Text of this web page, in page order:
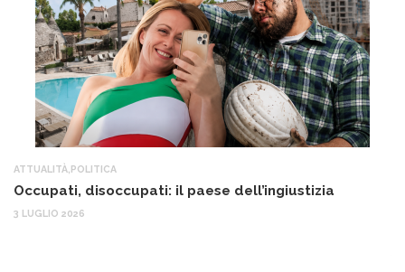
ATTUALITÀ POLITICA
Occupati, disoccupati: il paese dell’ingiustizia
3 LUGLIO 2026